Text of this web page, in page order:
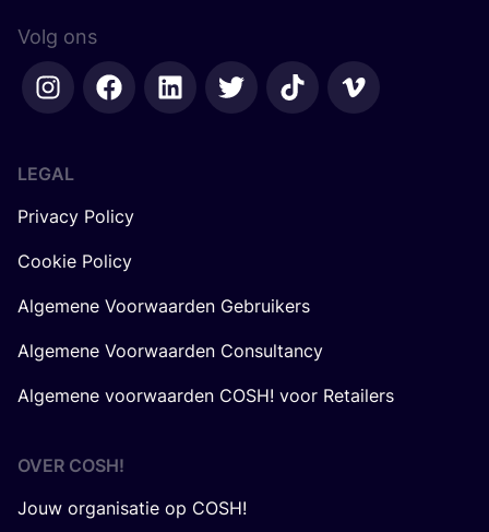
Volg ons
LEGAL
Privacy Policy
Cookie Policy
Algemene Voorwaarden Gebruikers
Algemene Voorwaarden Consultancy
Algemene voorwaarden COSH! voor Retailers
OVER COSH!
Jouw organisatie op COSH!